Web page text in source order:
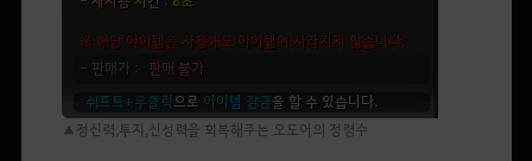
▲정신력,투지,신성력을 회복해주는 오도어의 정령수